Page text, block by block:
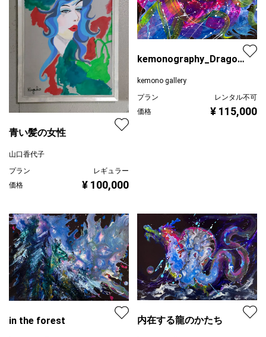
青い髪の女性
山口香代子
プラン
レギュラー
価格
¥ 100,000
kemonography_Dragon's
kemono gallery
プラン
レンタル不可
価格
¥ 115,000
in the forest 内在する龍のかたち